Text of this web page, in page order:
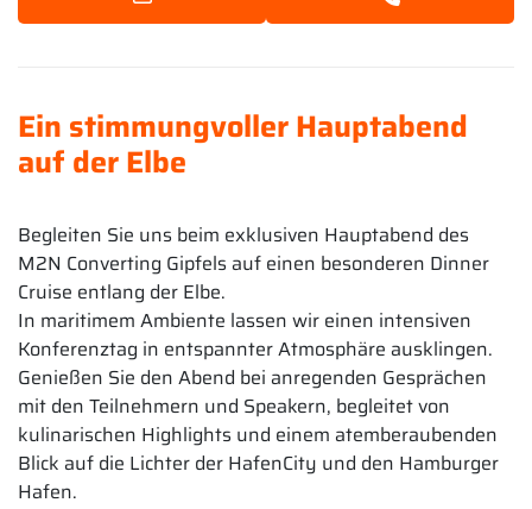
Ein stimmungvoller Hauptabend
auf der Elbe
Begleiten Sie uns beim exklusiven Hauptabend des
M2N Converting Gipfels auf einen besonderen Dinner
Cruise entlang der Elbe.
In maritimem Ambiente lassen wir einen intensiven
Konferenztag in entspannter Atmosphäre ausklingen.
Genießen Sie den Abend bei anregenden Gesprächen
mit den Teilnehmern und Speakern, begleitet von
kulinarischen Highlights und einem atemberaubenden
Blick auf die Lichter der HafenCity und den Hamburger
Hafen.